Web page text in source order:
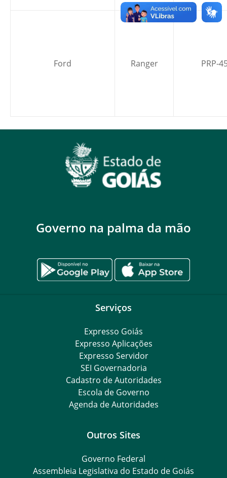
Ford Ranger PRP-
Governo na palma da mão
Serviços
Expresso Goiás
Expresso Aplicações
Expresso Servidor
SEI Governadoria
Cadastro de Autoridades
Escola de Governo
Agenda de Autoridades
Outros Sites
Governo Federal
Assembleia Legislativa do Estado de Goiás